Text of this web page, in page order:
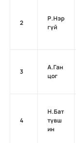
2
Р.Нэр
гүй
3
А.Ган
цог
4
Н.Бат
түвш
ин